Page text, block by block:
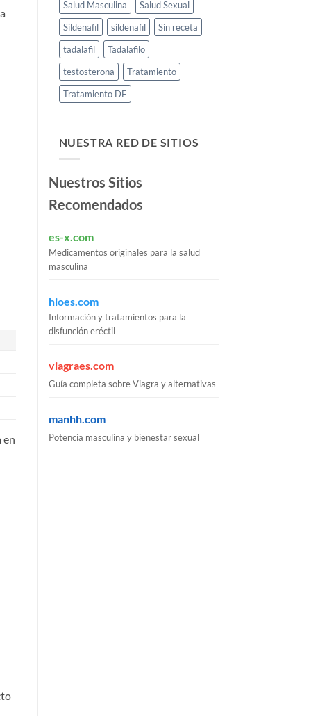
en
Salud Masculina
Salud Sexual
Sildenafil
sildenafil
Sin receta
tadalafil
Tadalafilo
testosterona
Tratamiento
Tratamiento DE
NUESTRA RED DE SITIOS
Nuestros Sitios
Recomendados
es-x.com
Medicamentos originales para la salud
masculina
hioes.com
Información y tratamientos para la
disfunción eréctil
viagraes.com
Guía completa sobre Viagra y alternativas
manhh.com
Potencia masculina y bienestar sexual